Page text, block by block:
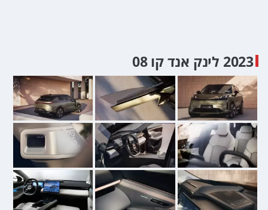
2023 לינק אנד קו 08